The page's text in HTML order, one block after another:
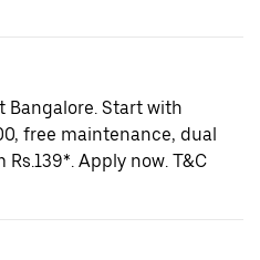
Bangalore. Start with
free maintenance, dual
Apply now. T&C